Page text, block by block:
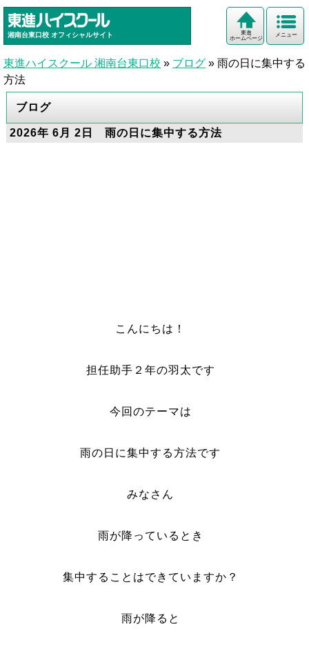
湘南台東口校 オフィシャルサイト メニュー
東進
ホームページ
東進ハイスクール 湘南台東口校 » ブログ » 雨の日に集中する
方法
ブログ
2026年 6月 2日 雨の日に集中する方法
こんにちは！
担任助手２年の羽太です
今回のテーマは
雨の日に集中する方法です
みなさん
雨が降っているとき
集中することはできていますか？
雨が降ると